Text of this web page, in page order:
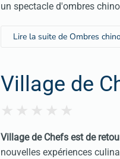
un spectacle d'ombres
Lire la suite de Ombres
Village de
Village de Chefs est de
nouvelles expériences